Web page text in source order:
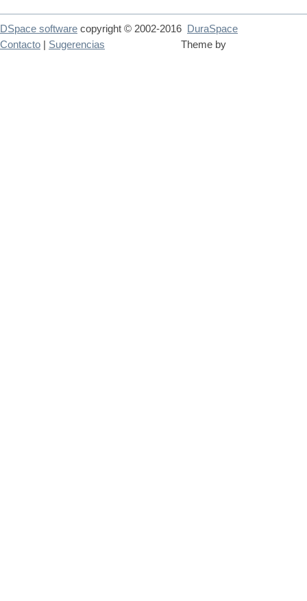
DSpace software copyright © 2002-2016
DuraSpace
Theme by
Contacto Sugerencias